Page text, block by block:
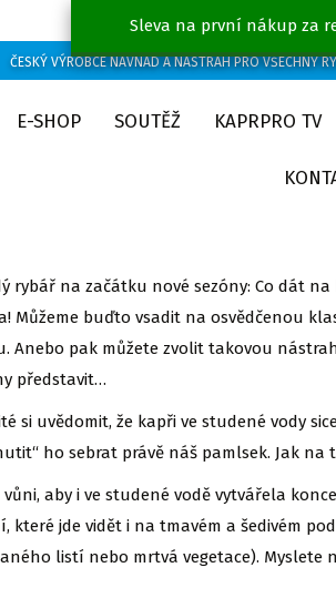
Sleva na první nákup za
ČESKÝ VÝROBCE NÁVNAD A NÁSTRAH PRO VŠECHNY
E-SHOP SOUTĚŽ KAPRPRO TV
rybář na začátku nové sezóny: Co dát
Můžeme buďto vsadit na osvědčenou
Anebo pak můžete zvolit takovou
představit…
si uvědomit, že kapři ve studené vody
ho sebrat právě náš pamlsek. Jak na
aby i ve studené vodě vytvářela
které jde vidět i na tmavém a šedivém
listí nebo mrtvá vegetace). Myslete